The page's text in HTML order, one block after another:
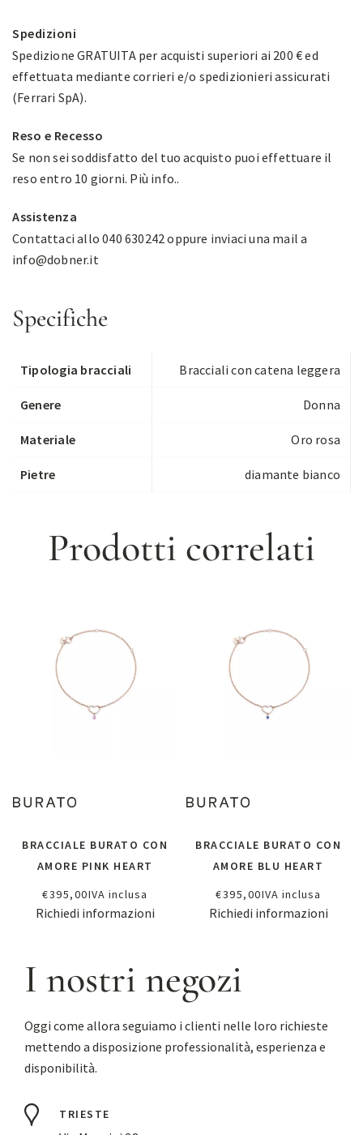
Spedizioni
Spedizione GRATUITA per acquisti superiori ai 200 € ed
effettuata mediante corrieri e/o spedizionieri assicurati
(Ferrari SpA).
Reso e Recesso
Se non sei soddisfatto del tuo acquisto puoi effettuare il
reso entro 10 giorni. Più info..
Assistenza
Contattaci allo 040 630242 oppure inviaci una mail a
info@dobner.it
Specifiche
Tipologia bracciali Bracciali con catena leggera
Genere Donna
Materiale Oro rosa
Pietre diamante bianco
Prodotti correlati
BRACCIALE BURATO CON
AMORE PINK HEART
€395,00IVA inclusa
Richiedi informazioni
BRACCIALE BURATO CON
AMORE BLU HEART
€395,00IVA inclusa
Richiedi informazioni
I nostri negozi
Oggi come allora seguiamo i clienti nelle loro richieste
mettendo a disposizione professionalità, esperienza e
disponibilità.
TRIESTE